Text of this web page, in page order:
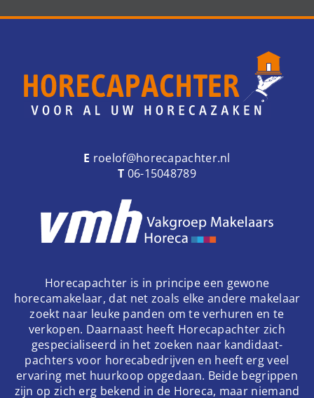
E roelof@horecapachter.nl
T 06-15048789
Horecapachter is in principe een gewone
horecamakelaar, dat net zoals elke andere makelaar
zoekt naar leuke panden om te verhuren en te
verkopen. Daarnaast heeft Horecapachter zich
gespecialiseerd in het zoeken naar kandidaat-
pachters voor horecabedrijven en heeft erg veel
ervaring met huurkoop opgedaan. Beide begrippen
zijn op zich erg bekend in de Horeca, maar niemand